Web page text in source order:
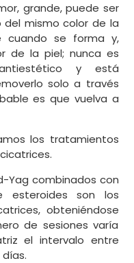
grande, puede ser
del mismo color de la
cuando se forma y,
de la piel; nunca es
y está
solo a través
es que vuelva a
los tratamientos
Yag combinados con
esteroides son los
obteniéndose
de sesiones varía
el intervalo entre